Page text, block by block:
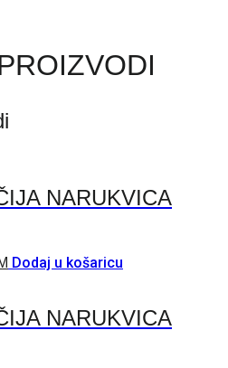
NARUKVICA
Dodaj u košaricu
NARUKVICA